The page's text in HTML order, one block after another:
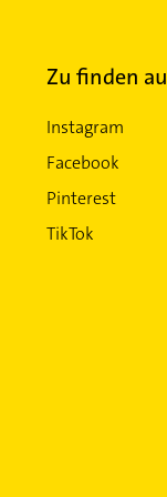
Zu finden
Instagram
Facebook
Pinterest
TikTok